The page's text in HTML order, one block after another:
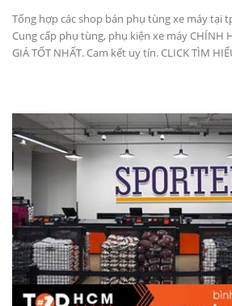
Tổng hợp các shop bán phụ tùng xe máy tại
Cung cấp phụ tùng, phụ kiện xe máy CHÍNH
GIÁ TỐT NHẤT. Cam kết uy tín. CLICK TÌM